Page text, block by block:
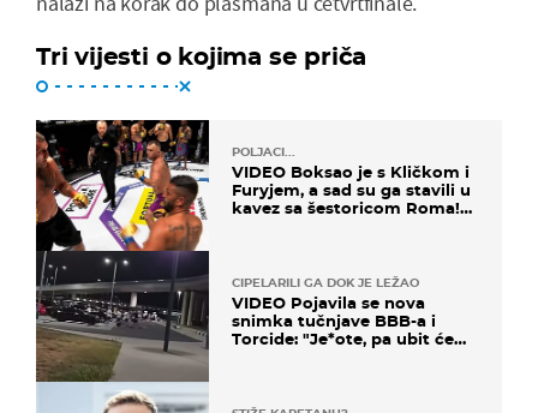
Tri vijesti o kojima se priča
POLJACI...
VIDEO Boksao je s Kličkom i
Furyjem, a sad su ga stavili u
kavez sa šestoricom Roma!
CIPELARILI GA DOK JE LEŽAO
VIDEO Pojavila se nova
snimka tučnjave BBB-a i
Torcide: "Je*ote, pa ubit će